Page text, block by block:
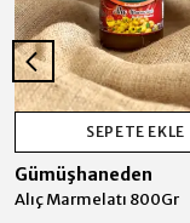
SEPETE EKLE
Gümüşhaneden
Alıç Marmelatı 800Gr